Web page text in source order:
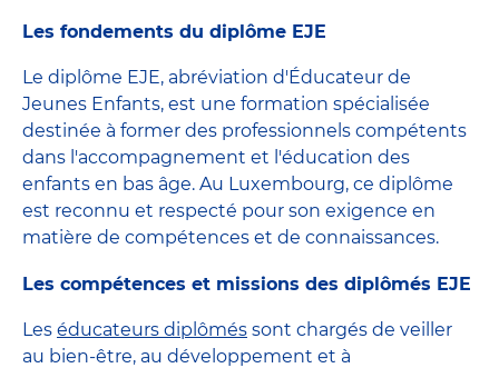
Les fondements du diplôme EJE
Le diplôme EJE, abréviation d'Éducateur de
Jeunes Enfants, est une formation spécialisée
destinée à former des professionnels compétents
dans l'accompagnement et l'éducation des
enfants en bas âge. Au Luxembourg, ce diplôme
est reconnu et respecté pour son exigence en
matière de compétences et de connaissances.
Les compétences et missions des diplômés EJE
Les éducateurs diplômés sont chargés de veiller
au bien-être, au développement et à